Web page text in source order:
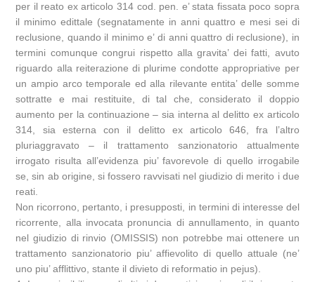
per il reato ex articolo 314 cod. pen. e’ stata fissata poco sopra
il minimo edittale (segnatamente in anni quattro e mesi sei di
reclusione, quando il minimo e’ di anni quattro di reclusione), in
termini comunque congrui rispetto alla gravita’ dei fatti, avuto
riguardo alla reiterazione di plurime condotte appropriative per
un ampio arco temporale ed alla rilevante entita’ delle somme
sottratte e mai restituite, di tal che, considerato il doppio
aumento per la continuazione – sia interna al delitto ex articolo
314, sia esterna con il delitto ex articolo 646, fra l’altro
pluriaggravato – il trattamento sanzionatorio attualmente
irrogato risulta all’evidenza piu’ favorevole di quello irrogabile
se, sin ab origine, si fossero ravvisati nel giudizio di merito i due
reati.
Non ricorrono, pertanto, i presupposti, in termini di interesse del
ricorrente, alla invocata pronuncia di annullamento, in quanto
nel giudizio di rinvio (OMISSIS) non potrebbe mai ottenere un
trattamento sanzionatorio piu’ affievolito di quello attuale (ne’
uno piu’ afflittivo, stante il divieto di reformatio in pejus).